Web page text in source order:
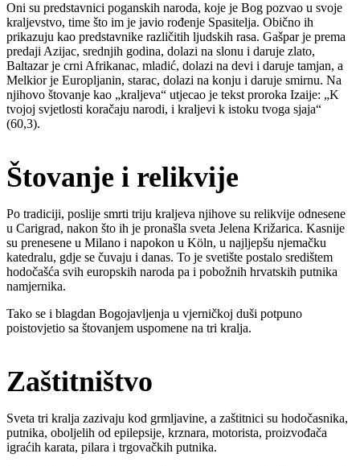
Oni su predstavnici poganskih naroda, koje je Bog pozvao u svoje
kraljevstvo, time što im je javio rođenje Spasitelja. Obično ih
prikazuju kao predstavnike različitih ljudskih rasa. Gašpar je prema
predaji Azijac, srednjih godina, dolazi na slonu i daruje zlato,
Baltazar je crni Afrikanac, mladić, dolazi na devi i daruje tamjan, a
Melkior je Europljanin, starac, dolazi na konju i daruje smirnu. Na
njihovo štovanje kao „kraljeva“ utjecao je tekst proroka Izaije: „K
tvojoj svjetlosti koračaju narodi, i kraljevi k istoku tvoga sjaja“
(60,3).
Štovanje i relikvije
Po tradiciji, poslije smrti triju kraljeva njihove su relikvije odnesene
u Carigrad, nakon što ih je pronašla sveta Jelena Križarica. Kasnije
su prenesene u Milano i napokon u Köln, u najljepšu njemačku
katedralu, gdje se čuvaju i danas. To je svetište postalo središtem
hodočašća svih europskih naroda pa i pobožnih hrvatskih putnika
namjernika.
Tako se i blagdan Bogojavljenja u vjerničkoj duši potpuno
poistovjetio sa štovanjem uspomene na tri kralja.
Zaštitništvo
Sveta tri kralja zazivaju kod grmljavine, a zaštitnici su hodočasnika,
putnika, oboljelih od epilepsije, krznara, motorista, proizvođača
igraćih karata, pilara i trgovačkih putnika.